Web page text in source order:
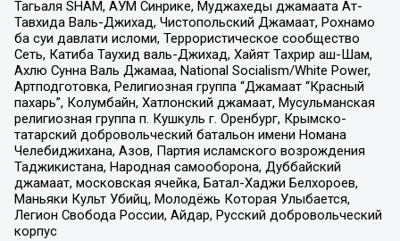
Тагьаля SHAM, АУМ Синрике, Муджахеды джамаата Ат-
Тавхида Валь-Джихад, Чистопольский Джамаат, Рохнамо
ба суи давлати исломи, Террористическое сообщество
Сеть, Катиба Таухид валь-Джихад, Хайят Тахрир аш-Шам,
Ахлю Сунна Валь Джамаа, National Socialism/White Power,
Артподготовка, Религиозная группа “Джамаат “Красный
пахарь”, Колумбайн, Хатлонский джамаат, Мусульманская
религиозная группа п. Кушкуль г. Оренбург, Крымско-
татарский добровольческий батальон имени Номана
Челебиджихана, Азов, Партия исламского возрождения
Таджикистана, Народная самооборона, Дуббайский
джамаат, московская ячейка, Батал-Хаджи Белхороев,
Маньяки Культ Убийц, Молодёжь Которая Улыбается,
Легион Свобода России, Айдар, Русский добровольческий
корпус